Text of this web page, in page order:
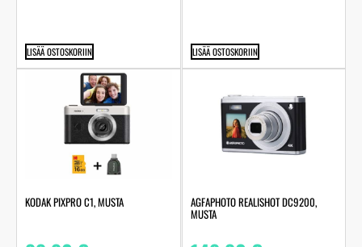
LISÄÄ OSTOSKORIIN LISÄÄ OSTOSKORIIN
KODAK PIXPRO C1, MUSTA AGFAPHOTO REALISHOT DC9200,
MUSTA